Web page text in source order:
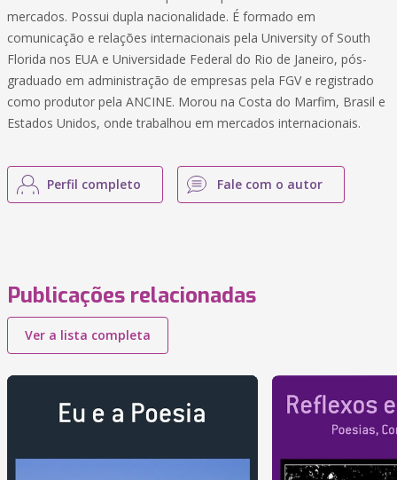
mercados. Possui dupla nacionalidade. É formado em
comunicação e relações internacionais pela University of South
Florida nos EUA e Universidade Federal do Rio de Janeiro, pós-
graduado em administração de empresas pela FGV e registrado
como produtor pela ANCINE. Morou na Costa do Marfim, Brasil e
Estados Unidos, onde trabalhou em mercados internacionais.
Perfil completo Fale com o autor
Publicações relacionadas
Ver a lista completa